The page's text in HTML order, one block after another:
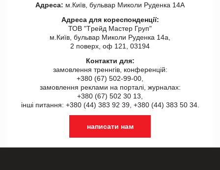
Адреса: м.Київ, бульвар Миколи Руденка 14А
Адреса для кореспонденції:
ТОВ "Tрейд Мастер Груп"
м.Київ, бульвар Миколи Руденка 14а,
2 поверх, оф 121, 03194
Контакти для:
замовлення треннгів, конференцій:
+380 (67) 502-99-00,
замовлення реклами на порталі, журналах:
+380 (67) 502 30 13,
інші питання: +380 (44) 383 92 39, +380 (44) 383 50 34.
написати нам